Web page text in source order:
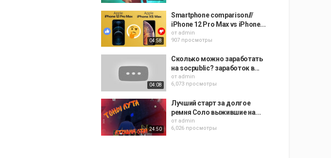
04:58
Smartphone comparison///
iPhone 12 Pro Max vs iPhone...
от admin
907 просмотры
04:08
Сколько можно заработать
на socpublic? заработок в...
от admin
6,073 просмотры
24:50
Лучший старт за долгое
ремня Соло выжившие на...
от admin
6,026 просмотры